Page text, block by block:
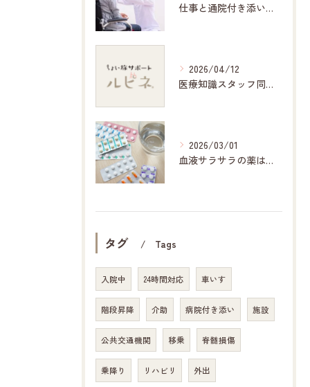
仕事と通院付き添いの両立に役立つポイント
2026/04/12
医療知識スタッフ同行の安心付き添い
2026/03/01
血液サラサラの薬は全部同じ？ワーファリンとバイアスピリン、DOACの違いを解説｜北斗市（北海道）ルピネ
タグ Tags
入院中 24時間対応 車いす
階段昇降 介助 病院付き添い 施設
公共交通機関 移乗 脊髄損傷
乗降り リハビリ 外出